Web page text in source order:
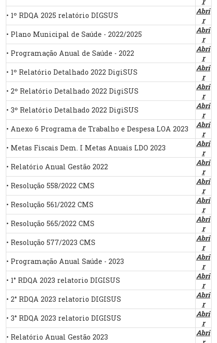
• 1º RDQA 2025 relatório DIGSUS
Abri
r
• Plano Municipal de Saúde - 2022/2025
Abri
r
• Programação Anual de Saúde - 2022
Abri
r
• 1º Relatório Detalhado 2022 DigiSUS
Abri
r
• 2º Relatório Detalhado 2022 DigiSUS
Abri
r
• 3º Relatório Detalhado 2022 DigiSUS
Abri
r
• Anexo 6 Programa de Trabalho e Despesa LOA 2023
Abri
r
• Metas Fiscais Dem. I Metas Anuais LDO 2023
Abri
r
• Relatório Anual Gestão 2022
Abri
r
• Resolução 558/2022 CMS
Abri
r
• Resolução 561/2022 CMS
Abri
r
• Resolução 565/2022 CMS
Abri
r
• Resolução 577/2023 CMS
Abri
r
• Programação Anual Saúde - 2023
Abri
r
• 1° RDQA 2023 relatorio DIGISUS
Abri
r
• 2° RDQA 2023 relatorio DIGISUS
Abri
r
• 3° RDQA 2023 relatorio DIGISUS
Abri
r
• Relatório Anual Gestão 2023
Abri